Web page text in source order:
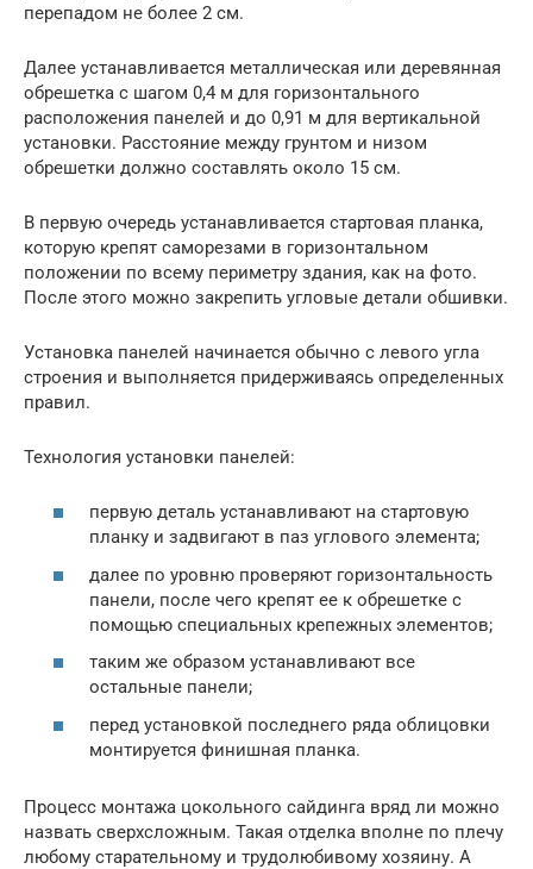
перепадом не более 2 см.
Далее устанавливается металлическая или деревянная
обрешетка с шагом 0,4 м для горизонтального
расположения панелей и до 0,91 м для вертикальной
установки. Расстояние между грунтом и низом
обрешетки должно составлять около 15 см.
В первую очередь устанавливается стартовая планка,
которую крепят саморезами в горизонтальном
положении по всему периметру здания, как на фото.
После этого можно закрепить угловые детали обшивки.
Установка панелей начинается обычно с левого угла
строения и выполняется придерживаясь определенных
правил.
Технология установки панелей:
первую деталь устанавливают на стартовую
планку и задвигают в паз углового элемента;
далее по уровню проверяют горизонтальность
панели, после чего крепят ее к обрешетке с
помощью специальных крепежных элементов;
таким же образом устанавливают все
остальные панели;
перед установкой последнего ряда облицовки
монтируется финишная планка.
Процесс монтажа цокольного сайдинга вряд ли можно
назвать сверхсложным. Такая отделка вполне по плечу
любому старательному и трудолюбивому хозяину. А